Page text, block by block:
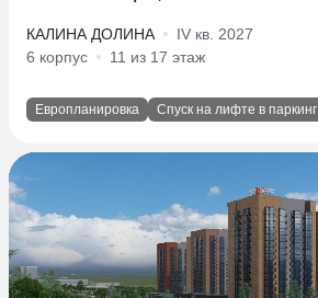
КАЛИНА ДОЛИНА
IV кв. 2027
6 корпус
11 из 17 этаж
Европланировка Спуск на лифте в паркинг